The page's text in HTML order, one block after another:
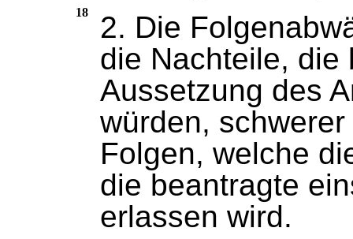
18
2. Die
die Nachteile, die
Aussetzung des
würden,
Folgen, welche
die beantragte
erlassen wird.